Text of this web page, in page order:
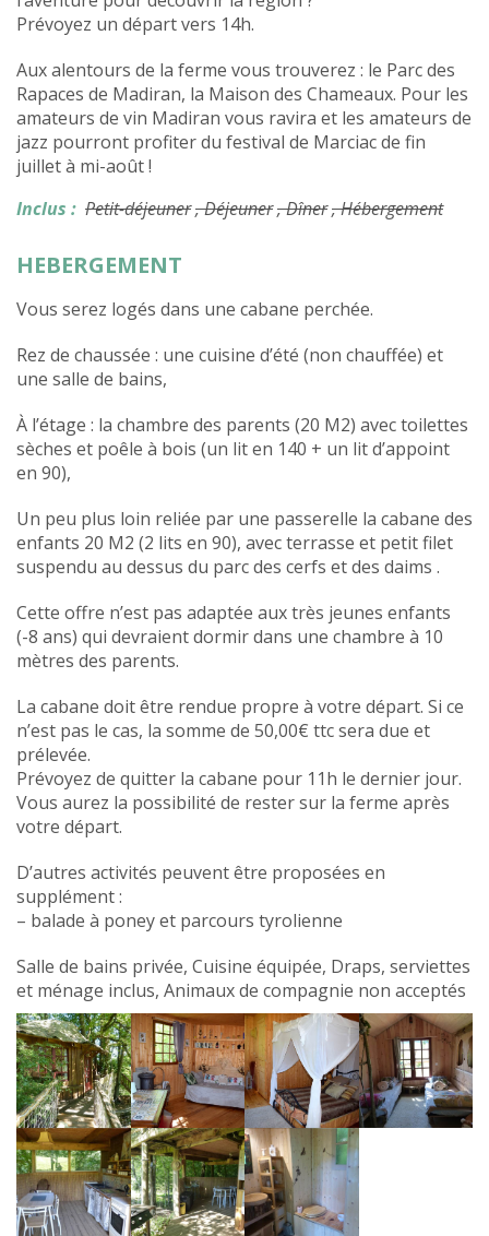
Prévoyez un départ vers 14h.
Aux alentours de la ferme vous trouverez : le Parc des
Rapaces de Madiran, la Maison des Chameaux. Pour les
amateurs de vin Madiran vous ravira et les amateurs de
jazz pourront profiter du festival de Marciac de fin
juillet à mi-août !
Inclus : Petit-déjeuner, Déjeuner, Dîner, Hébergement
HEBERGEMENT
Vous serez logés dans une cabane perchée.
Rez de chaussée : une cuisine d’été (non chauffée) et
une salle de bains,
À l’étage : la chambre des parents (20 M2) avec toilettes
sèches et poêle à bois (un lit en 140 + un lit d’appoint
en 90),
Un peu plus loin reliée par une passerelle la cabane des
enfants 20 M2 (2 lits en 90), avec terrasse et petit filet
suspendu au dessus du parc des cerfs et des daims .
Cette offre n’est pas adaptée aux très jeunes enfants
(-8 ans) qui devraient dormir dans une chambre à 10
mètres des parents.
La cabane doit être rendue propre à votre départ. Si ce
n’est pas le cas, la somme de 50,00€ ttc sera due et
prélevée.
Prévoyez de quitter la cabane pour 11h le dernier jour.
Vous aurez la possibilité de rester sur la ferme après
votre départ.
D’autres activités peuvent être proposées en
supplément :
– balade à poney et parcours tyrolienne
Salle de bains privée, Cuisine équipée, Draps, serviettes
et ménage inclus, Animaux de compagnie non acceptés